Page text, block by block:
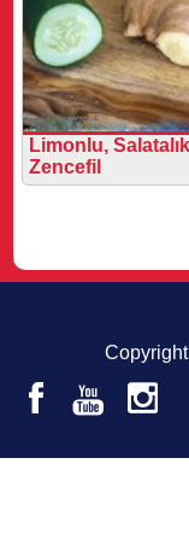
Limonlu,
Zencefil
Copyright